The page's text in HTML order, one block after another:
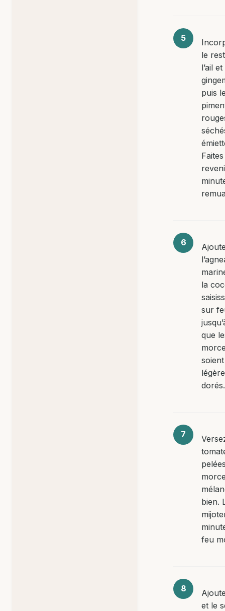
le
l’ail
puis
Faites
la
sur
que
soient
dorés.
bien.
feu
et le